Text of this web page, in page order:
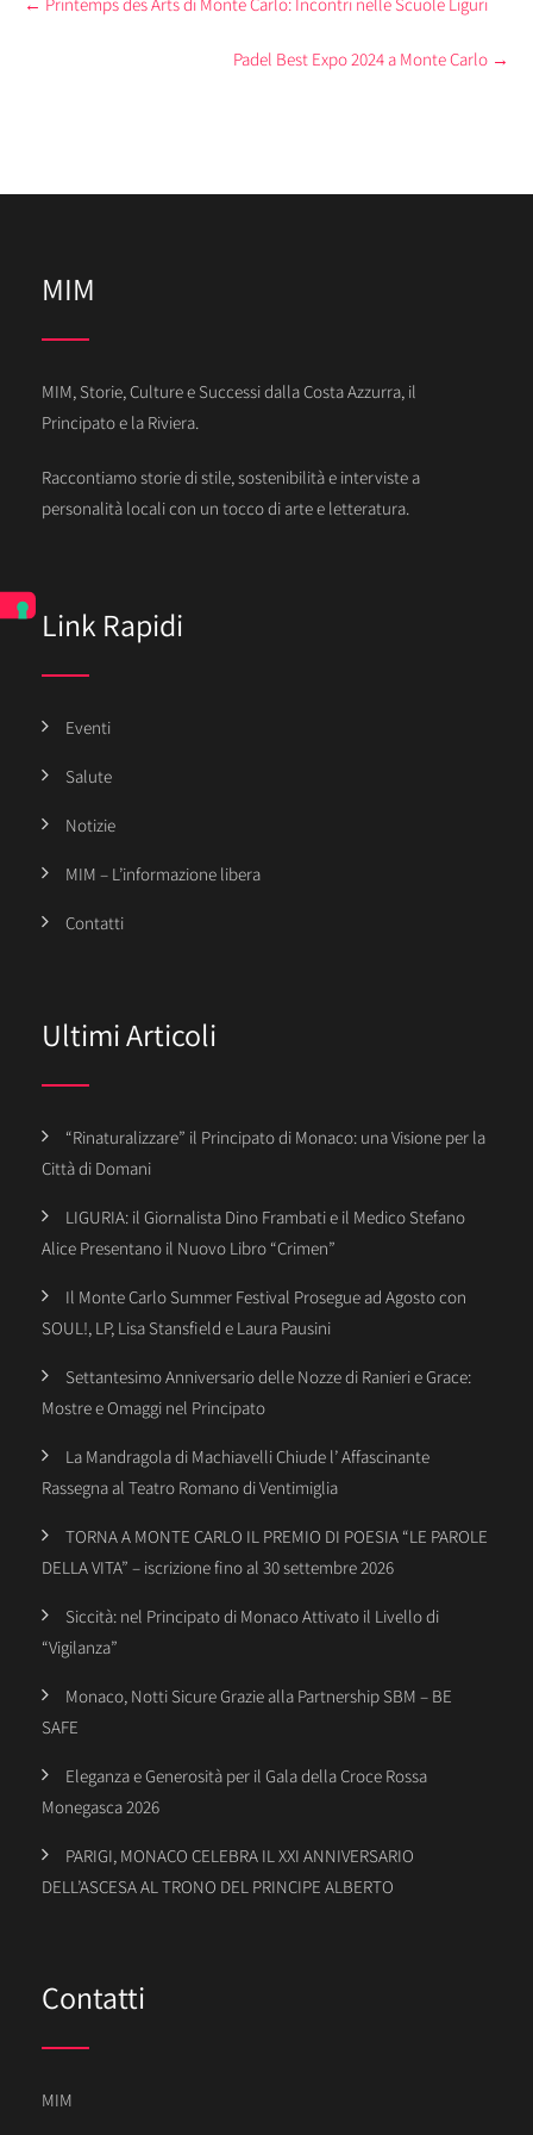
navigation
Padel Best Expo 2024 a Monte Carlo →
MIM
MIM, Storie, Culture e Successi dalla Costa Azzurra, il
Principato e la Riviera.
Raccontiamo storie di stile, sostenibilità e interviste a
personalità locali con un tocco di arte e letteratura.
Link Rapidi
Eventi
Salute
Notizie
MIM – L’informazione libera
Contatti
Ultimi Articoli
“Rinaturalizzare” il Principato di Monaco: una Visione per la
Città di Domani
LIGURIA: il Giornalista Dino Frambati e il Medico Stefano
Alice Presentano il Nuovo Libro “Crimen”
Il Monte Carlo Summer Festival Prosegue ad Agosto con
SOUL!, LP, Lisa Stansfield e Laura Pausini
Settantesimo Anniversario delle Nozze di Ranieri e Grace:
Mostre e Omaggi nel Principato
La Mandragola di Machiavelli Chiude l’ Affascinante
Rassegna al Teatro Romano di Ventimiglia
TORNA A MONTE CARLO IL PREMIO DI POESIA “LE PAROLE
DELLA VITA” – iscrizione fino al 30 settembre 2026
Siccità: nel Principato di Monaco Attivato il Livello di
“Vigilanza”
Monaco, Notti Sicure Grazie alla Partnership SBM – BE
SAFE
Eleganza e Generosità per il Gala della Croce Rossa
Monegasca 2026
PARIGI, MONACO CELEBRA IL XXI ANNIVERSARIO
DELL’ASCESA AL TRONO DEL PRINCIPE ALBERTO
Contatti
MIM